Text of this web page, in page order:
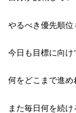
やるべき優先順位
今日も目標に向け
何をどこまで進め
また毎日何を続け